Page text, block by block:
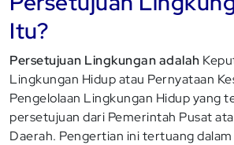
Itu?
Persetujuan Lingkungan adalah
Lingkungan Hidup atau Pernyataan
Pengelolaan Lingkungan Hidup yang
persetujuan dari Pemerintah Pusat
Daerah. Pengertian ini tertuang